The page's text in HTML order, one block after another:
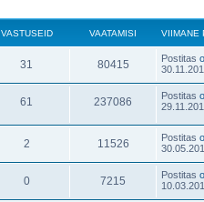
VASTUSEID VAATAMISI VIIMANE
31 80415 Postitas
61 237086 Postitas
2 11526 Postitas
0 7215 Postitas